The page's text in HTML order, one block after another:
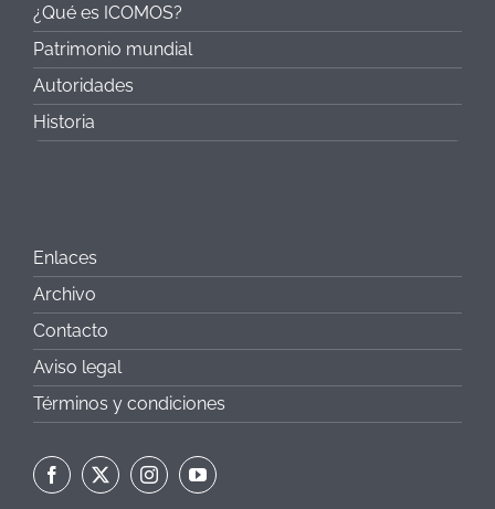
¿Qué es ICOMOS?
Patrimonio mundial
Autoridades
Historia
Enlaces
Archivo
Contacto
Aviso legal
Términos y condiciones